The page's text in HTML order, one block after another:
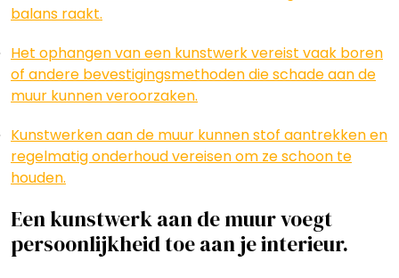
balans raakt.
Het ophangen van een kunstwerk vereist vaak boren
of andere bevestigingsmethoden die schade aan de
muur kunnen veroorzaken.
Kunstwerken aan de muur kunnen stof aantrekken en
regelmatig onderhoud vereisen om ze schoon te
houden.
Een kunstwerk aan de muur voegt
persoonlijkheid toe aan je interieur.